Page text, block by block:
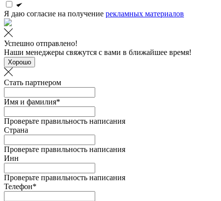
Я даю согласие на получение рекламных материалов
Успешно отправлено!
Наши менеджеры свяжутся с вами в ближайшее время!
Хорошо
Стать партнером
Имя и фамилия*
Проверьте правильность написания
Страна
Проверьте правильность написания
Инн
Проверьте правильность написания
Телефон*